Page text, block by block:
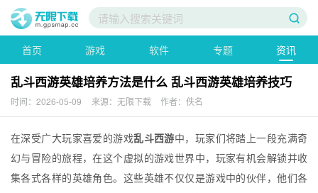
首页 游戏 软件 专题 资讯
乱斗西游英雄培养方法是什么 乱斗西游英雄培养技巧
时间：2026-05-09 来源：无限下载 作者：佚名
在深受广大玩家喜爱的游戏乱斗西游中，玩家们将踏上一段充满奇
幻与冒险的旅程，在这个虚拟的游戏世界中，玩家有机会解锁并收
集各式各样的英雄角色。这些英雄不仅仅是游戏中的伙伴，他们各